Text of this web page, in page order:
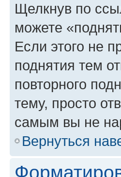
Щелкнув по
можете
Если этого не
поднятия тем
повторного
тему, просто
самым вы не
Вернуться